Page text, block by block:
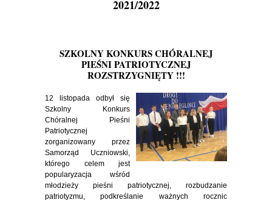
2021/2022
SZKOLNY KONKURS CHÓRALNEJ
PIEŚNI PATRIOTYCZNEJ
ROZSTRZYGNIĘTY !!!
12 listopada odbył się
Szkolny Konkurs
Chóralnej Pieśni
Patriotycznej
zorganizowany przez
Samorząd Uczniowski,
którego celem jest
popularyzacja wśród
młodzieży pieśni patriotycznej, rozbudzanie
patriotyzmu, podkreślanie ważnych rocznic